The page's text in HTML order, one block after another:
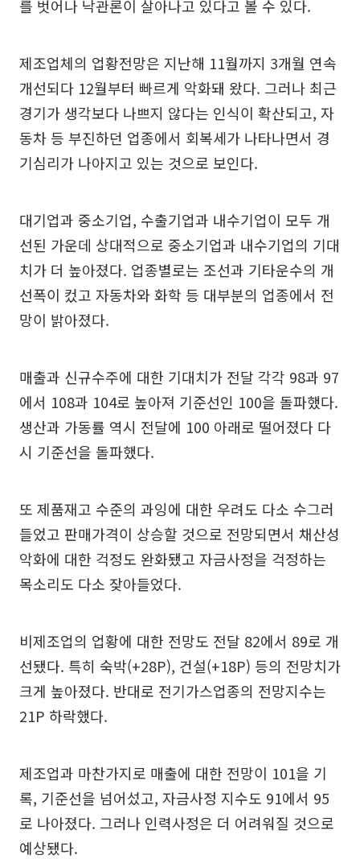
를 벗어나 낙관론이 살아나고 있다고 볼 수 있다.
제조업체의 업황전망은 지난해 11월까지 3개월 연속
개선되다 12월부터 빠르게 악화돼 왔다. 그러나 최근
경기가 생각보다 나쁘지 않다는 인식이 확산되고, 자
동차 등 부진하던 업종에서 회복세가 나타나면서 경
기심리가 나아지고 있는 것으로 보인다.
대기업과 중소기업, 수출기업과 내수기업이 모두 개
선된 가운데 상대적으로 중소기업과 내수기업의 기대
치가 더 높아졌다. 업종별로는 조선과 기타운수의 개
선폭이 컸고 자동차와 화학 등 대부분의 업종에서 전
망이 밝아졌다.
매출과 신규수주에 대한 기대치가 전달 각각 98과 97
에서 108과 104로 높아져 기준선인 100을 돌파했다.
생산과 가동률 역시 전달에 100 아래로 떨어졌다 다
시 기준선을 돌파했다.
또 제품재고 수준의 과잉에 대한 우려도 다소 수그러
들었고 판매가격이 상승할 것으로 전망되면서 채산성
악화에 대한 걱정도 완화됐고 자금사정을 걱정하는
목소리도 다소 잦아들었다.
비제조업의 업황에 대한 전망도 전달 82에서 89로 개
선됐다. 특히 숙박(+28P), 건설(+18P) 등의 전망치가
크게 높아졌다. 반대로 전기가스업종의 전망지수는
21P 하락했다.
제조업과 마찬가지로 매출에 대한 전망이 101을 기
록, 기준선을 넘어섰고, 자금사정 지수도 91에서 95
로 나아졌다. 그러나 인력사정은 더 어려워질 것으로
예상됐다.